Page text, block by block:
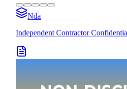
Nda
Independent Contractor